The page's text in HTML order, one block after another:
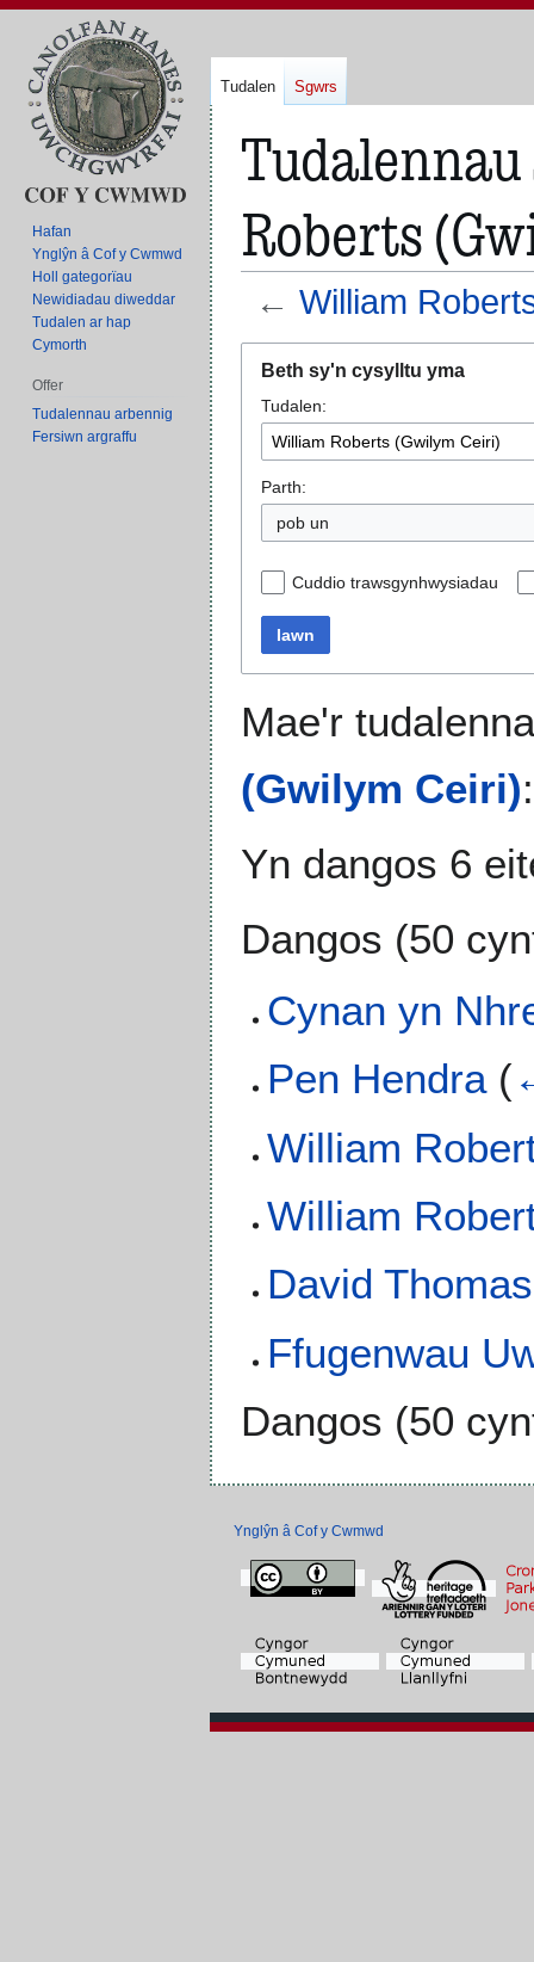
Roberts
← William
panel
llywio
bar
chwilio
Beth sy'n cysylltu yma
Tudalen:
Parth:
pob un
Cuddio trawsgynhwysiadau
Iawn
Mae'r
(Gwilym Ceiri):
Yn dangos 6
Dangos (50
Cynan yn
Pen Hendra (
William
William
David
Ffugenwau
Dangos (50
Tudalen Sgwrs
Hafan
Ynglŷn â Cof y Cwmwd
Holl gategorïau
Newidiadau diweddar
Tudalen ar hap
Cymorth
Offer
Tudalennau arbennig
Fersiwn argraffu
Ynglŷn â Cof y Cwmwd